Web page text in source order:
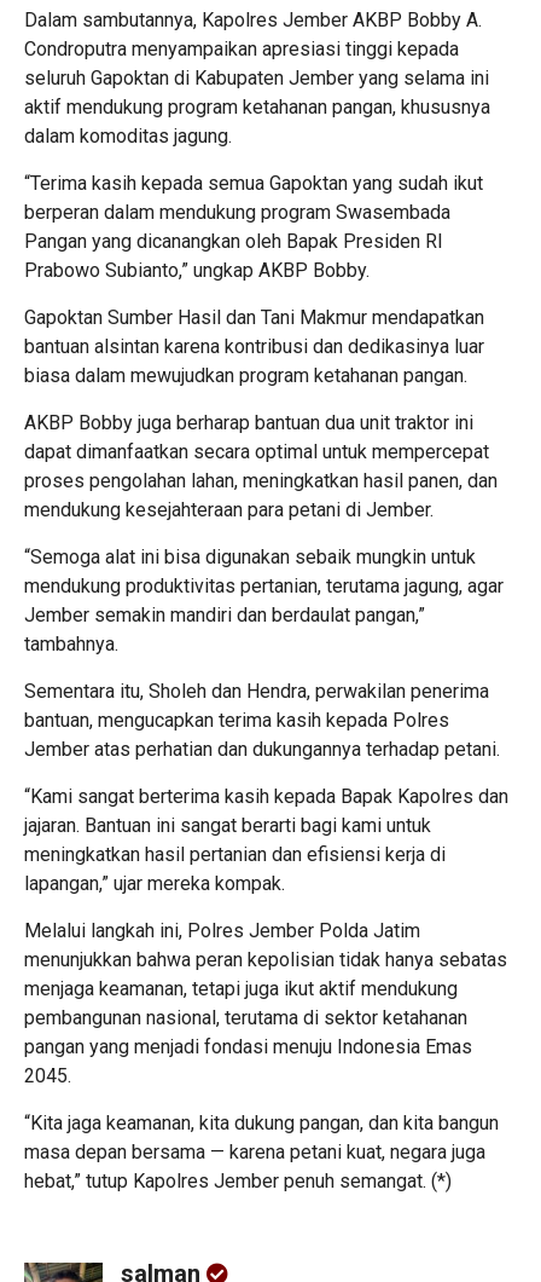
Dalam sambutannya, Kapolres Jember AKBP Bobby A.
Condroputra menyampaikan apresiasi tinggi kepada
seluruh Gapoktan di Kabupaten Jember yang selama ini
aktif mendukung program ketahanan pangan, khususnya
dalam komoditas jagung.
“Terima kasih kepada semua Gapoktan yang sudah ikut
berperan dalam mendukung program Swasembada
Pangan yang dicanangkan oleh Bapak Presiden RI
Prabowo Subianto,” ungkap AKBP Bobby.
Gapoktan Sumber Hasil dan Tani Makmur mendapatkan
bantuan alsintan karena kontribusi dan dedikasinya luar
biasa dalam mewujudkan program ketahanan pangan.
AKBP Bobby juga berharap bantuan dua unit traktor ini
dapat dimanfaatkan secara optimal untuk mempercepat
proses pengolahan lahan, meningkatkan hasil panen, dan
mendukung kesejahteraan para petani di Jember.
“Semoga alat ini bisa digunakan sebaik mungkin untuk
mendukung produktivitas pertanian, terutama jagung, agar
Jember semakin mandiri dan berdaulat pangan,”
tambahnya.
Sementara itu, Sholeh dan Hendra, perwakilan penerima
bantuan, mengucapkan terima kasih kepada Polres
Jember atas perhatian dan dukungannya terhadap petani.
“Kami sangat berterima kasih kepada Bapak Kapolres dan
jajaran. Bantuan ini sangat berarti bagi kami untuk
meningkatkan hasil pertanian dan efisiensi kerja di
lapangan,” ujar mereka kompak.
Melalui langkah ini, Polres Jember Polda Jatim
menunjukkan bahwa peran kepolisian tidak hanya sebatas
menjaga keamanan, tetapi juga ikut aktif mendukung
pembangunan nasional, terutama di sektor ketahanan
pangan yang menjadi fondasi menuju Indonesia Emas
2045.
“Kita jaga keamanan, kita dukung pangan, dan kita bangun
masa depan bersama — karena petani kuat, negara juga
hebat,” tutup Kapolres Jember penuh semangat. (*)
salman